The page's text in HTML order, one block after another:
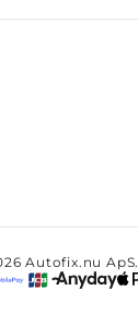
Autofix.nu ApS.